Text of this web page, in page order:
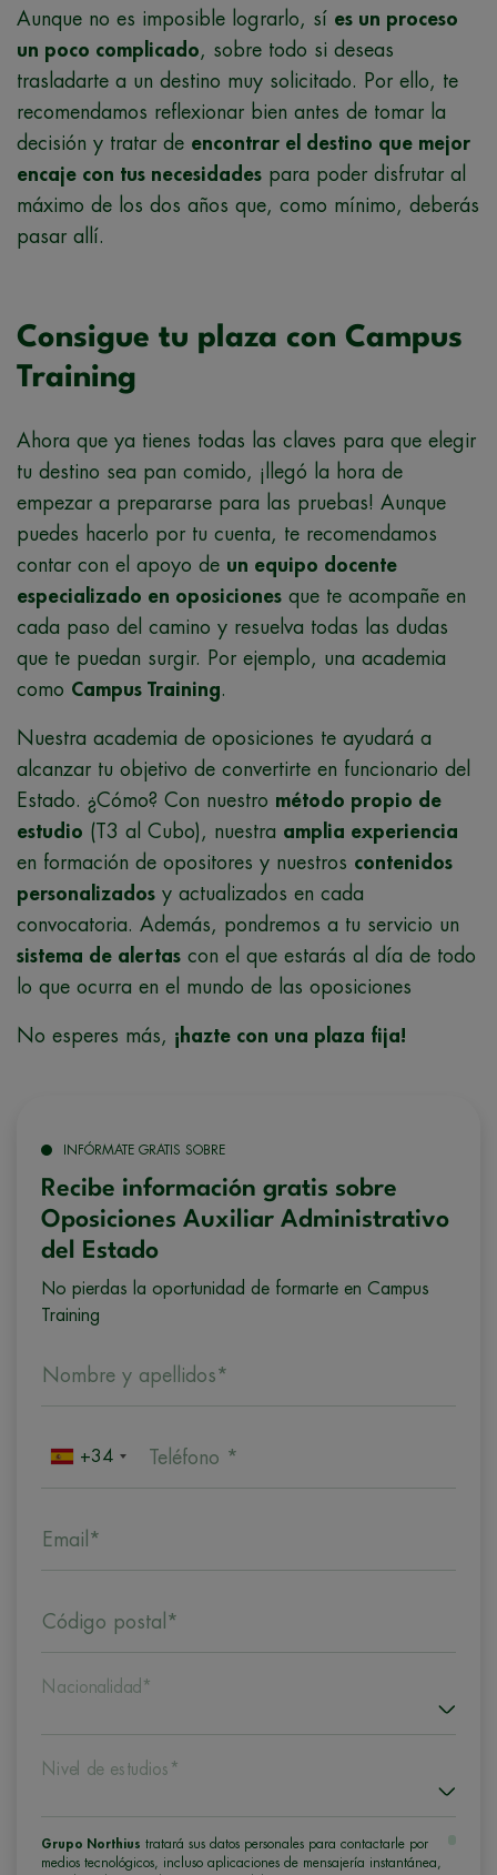
Aunque no es imposible lograrlo, sí es un proceso
un poco complicado, sobre todo si deseas
trasladarte a un destino muy solicitado. Por ello, te
recomendamos reflexionar bien antes de tomar la
decisión y tratar de encontrar el destino que mejor
encaje con tus necesidades para poder disfrutar al
máximo de los dos años que, como mínimo, deberás
pasar allí.
Consigue tu plaza con Campus
Training
Ahora que ya tienes todas las claves para que elegir
tu destino sea pan comido, ¡llegó la hora de
empezar a prepararse para las pruebas! Aunque
puedes hacerlo por tu cuenta, te recomendamos
contar con el apoyo de un equipo docente
especializado en oposiciones que te acompañe en
cada paso del camino y resuelva todas las dudas
que te puedan surgir. Por ejemplo, una academia
como Campus Training.
Nuestra academia de oposiciones te ayudará a
alcanzar tu objetivo de convertirte en funcionario del
Estado. ¿Cómo? Con nuestro método propio de
estudio (T3 al Cubo), nuestra amplia experiencia
en formación de opositores y nuestros contenidos
personalizados y actualizados en cada
convocatoria. Además, pondremos a tu servicio un
sistema de alertas con el que estarás al día de todo
lo que ocurra en el mundo de las oposiciones
No esperes más, ¡hazte con una plaza fija!
INFÓRMATE GRATIS SOBRE
Recibe información gratis sobre
Oposiciones Auxiliar Administrativo
del Estado
No pierdas la oportunidad de formarte en Campus
Training
Nombre y apellidos*
+34 Teléfono *
Email*
Código postal*
Nacionalidad*
Nivel de estudios*
Grupo Northius tratará sus datos personales para contactarle por
medios tecnológicos, incluso aplicaciones de mensajería instantánea,